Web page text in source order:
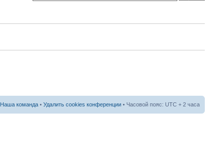
Наша команда • Удалить cookies конференции • Часовой пояс: UTC + 2 часа